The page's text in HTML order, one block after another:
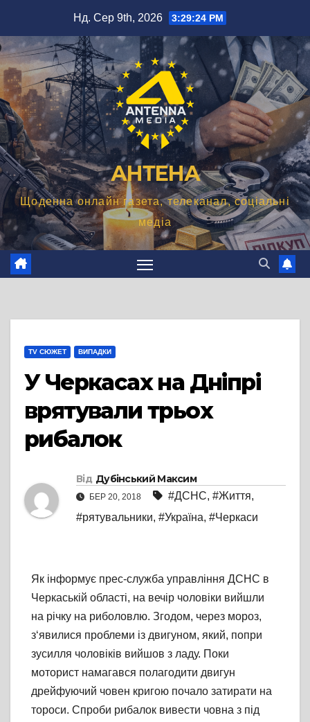
вмісту
Нд. Сер 9th, 2026 3:29:25 PM
АНТЕНА
Щоденна онлайн газета, телеканал, соціальні
медіа
TV СЮЖЕТ ВИПАДКИ
У Черкасах на Дніпрі
врятували трьох
рибалок
Від Дубінський Максим
БЕР 20, 2018 #ДСНС, #Життя,
#рятувальники, #Україна, #Черкаси
Як інформує прес-служба управління ДСНС в
Черкаській області, на вечір чоловіки вийшли
на річку на риболовлю. Згодом, через мороз,
з‘явилися проблеми із двигуном, який, попри
зусилля чоловіків вийшов з ладу. Поки
моторист намагався полагодити двигун
дрейфуючий човен кригою почало затирати на
тороси. Спроби рибалок вивести човна з під